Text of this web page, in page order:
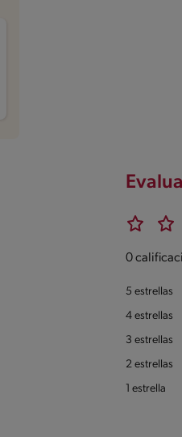
0
5 estrellas
4 estrellas
3 estrellas
2 estrellas
1 estrella